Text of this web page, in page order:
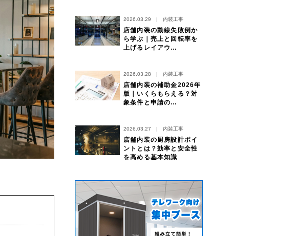
2026.03.29 | 内装工事
店舗内装の動線失敗例か
ら学ぶ｜売上と回転率を
上げるレイアウ…
2026.03.28 | 内装工事
店舗内装の補助金2026年
版｜いくらもらえる？対
象条件と申請の…
2026.03.27 | 内装工事
店舗内装の厨房設計ポイ
ントとは？効率と安全性
を高める基本知識